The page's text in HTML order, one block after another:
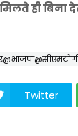
ही बिना
Twitter